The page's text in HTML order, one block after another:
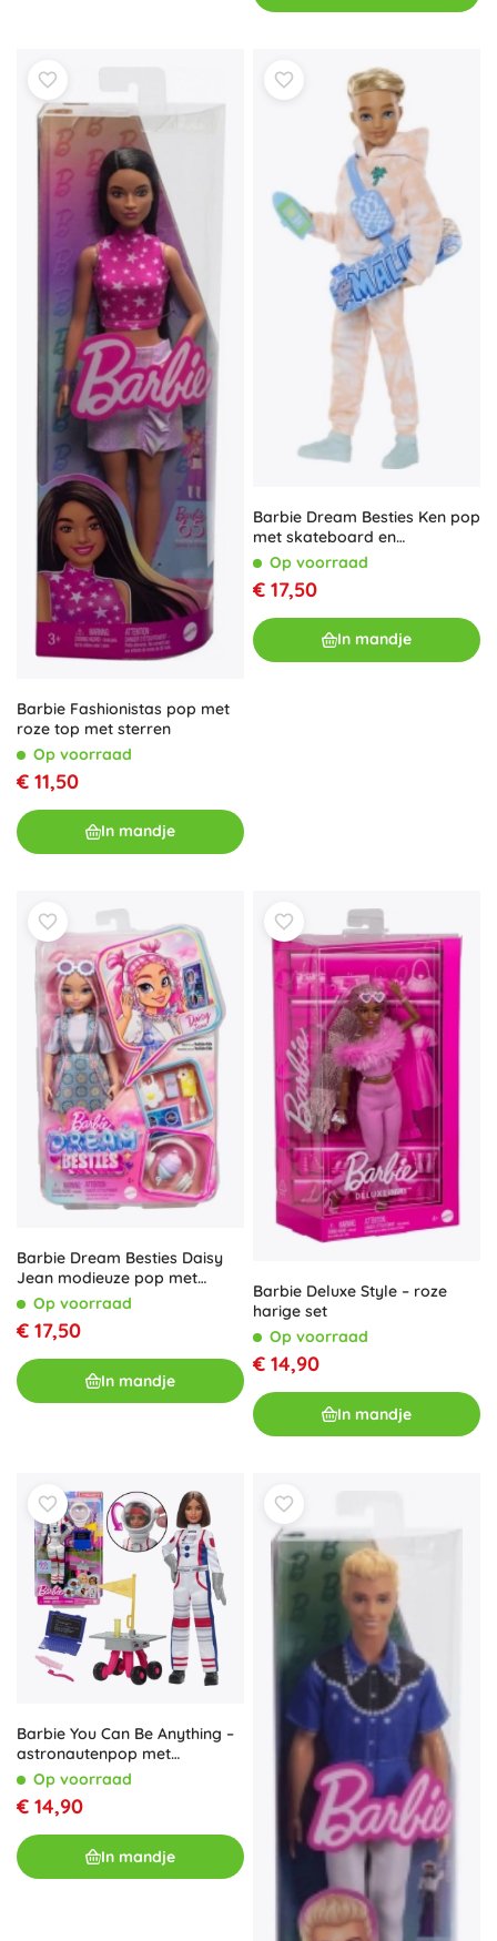
Barbie Fashionistas pop met
roze top met sterren
Op voorraad
€ 11,50
In mandje
Barbie Dream Besties Ken pop
met skateboard en
accessoires
Op voorraad
€ 17,50
In mandje
Barbie Dream Besties Daisy
Jean modieuze pop met
muzikale accessoires
Op voorraad
€ 17,50
In mandje
Barbie Deluxe Style – roze
harige set
Op voorraad
€ 14,90
In mandje
Barbie You Can Be Anything –
astronautenpop met
accessoires
Op voorraad
€ 14,90
In mandje